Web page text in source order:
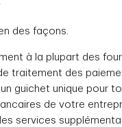
des façons.
à la plupart des
traitement des
guichet unique pour
de votre
services